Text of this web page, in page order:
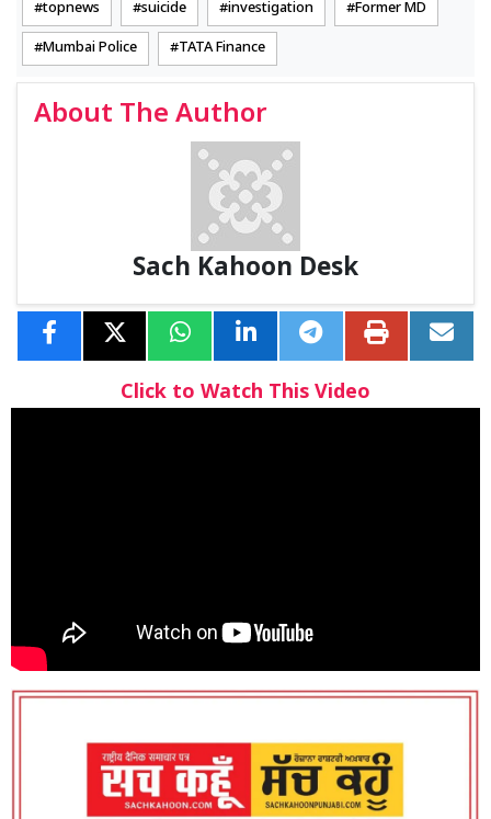
topnews suicide investigation Former MD
Mumbai Police TATA Finance
About The Author
Sach Kahoon Desk
Click to Watch This Video